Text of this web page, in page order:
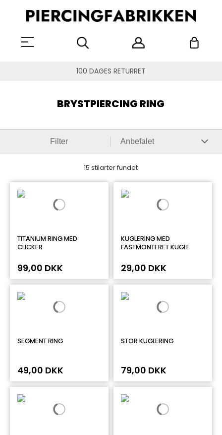
100 DAGES RETURRET
BRYSTPIERCING RING
Filter
15 stilarter fundet
TITANIUM RING MED
CLICKER
99,00 DKK
KUGLERING MED
FASTMONTERET KUGLE
29,00 DKK
SEGMENT RING
49,00 DKK
STOR KUGLERING
79,00 DKK